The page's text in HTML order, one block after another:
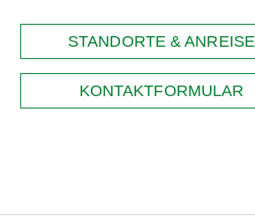
STANDORTE & ANREISE
KONTAKTFORMULAR